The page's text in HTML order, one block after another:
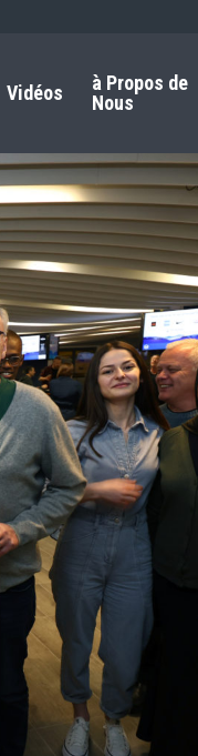
Vidéos
à Propos de
Nous